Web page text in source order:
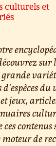
culturels et
sur
d'espèces
jeux,
contenus
de